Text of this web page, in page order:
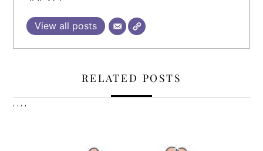
View all posts
RELATED POSTS